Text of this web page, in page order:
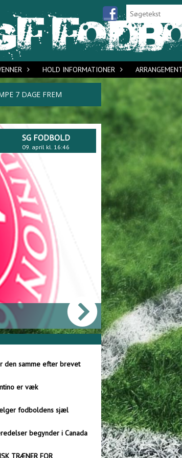
HOLD INFORMATIONER
SG FODBOLD
09. april kl. 16:46
2026 -
Venner
den samme efter brevet
er væk
fodboldens sjæl
begynder i Canada